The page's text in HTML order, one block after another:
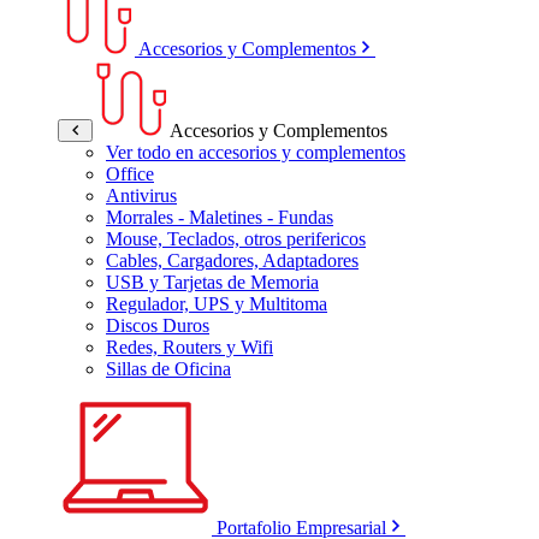
Accesorios y Complementos
Accesorios y Complementos
Ver todo en accesorios y complementos
Office
Antivirus
Morrales - Maletines - Fundas
Mouse, Teclados, otros perifericos
Cables, Cargadores, Adaptadores
USB y Tarjetas de Memoria
Regulador, UPS y Multitoma
Discos Duros
Redes, Routers y Wifi
Sillas de Oficina
Portafolio Empresarial